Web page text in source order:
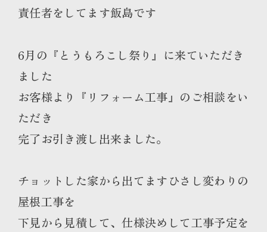
責任者をしてます飯島です
6月の『とうもろこし祭り』に来ていただき
ました
お客様より『リフォーム工事』のご相談をい
ただき
完了お引き渡し出来ました。
チョットした家から出てますひさし変わりの
屋根工事を
下見から見積して、仕様決めして工事予定を